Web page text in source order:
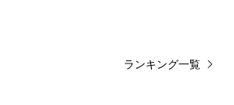
ランキング一覧